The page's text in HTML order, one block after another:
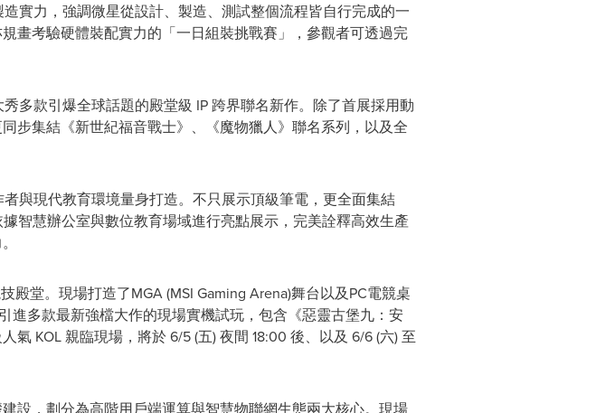
實力，強調微星從設計、製造、測試整個流程皆自行完成的一
畫考驗硬體裝配實力的「一日組裝挑戰賽」，參觀者可透過完
多款引爆全球話題的殿堂級 IP 跨界聯名新作。除了首展採用動
步集結《新世紀福音戰士》、《魔物獵人》聯名系列，以及全
與現代教育環境量身打造。不只展示頂級筆電，更全面集結
智慧辦公室與數位教育場域進行亮點展示，完美詮釋高效生產
殿堂。現場打造了MGA (MSI Gaming Arena)舞台以及PC電競桌
進多款最新強檔大作的現場實機試玩，包含《惡靈古堡九：安
KOL 親臨現場，將於 6/5 (五) 夜間 18:00 後、以及 6/6 (六) 至